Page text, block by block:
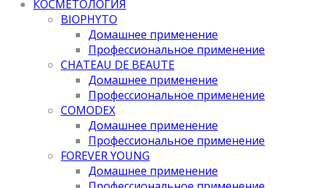
КОСМЕТОЛОГИЯ
BIOPHYTO
Домашнее применение
Профессиональное применение
CHATEAU DE BEAUTE
Домашнее применение
Профессиональное применение
COMODEX
Домашнее применение
Профессиональное применение
FOREVER YOUNG
Домашнее применение